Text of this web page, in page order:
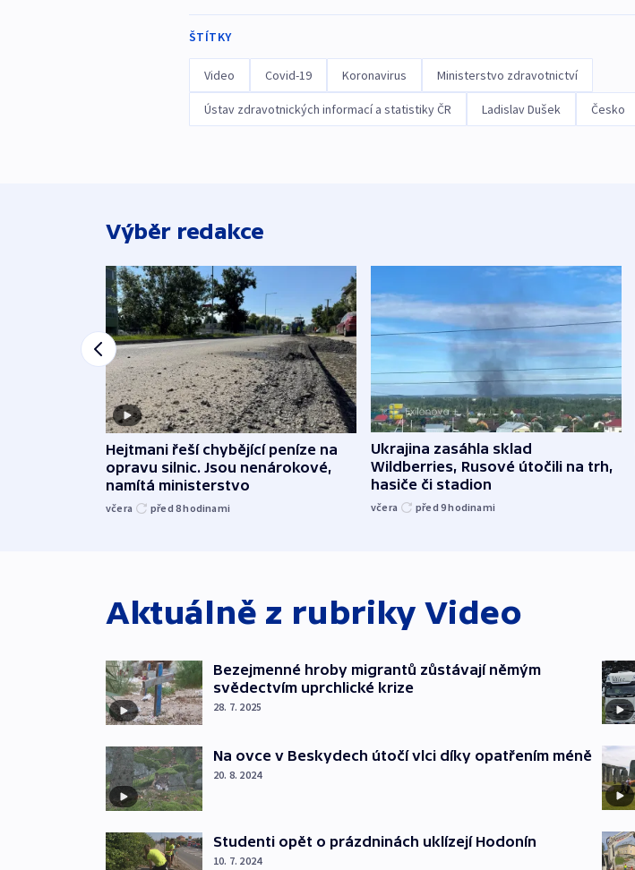
ŠTÍTKY
Video Covid-19 Koronavirus Ministerstvo zdravotnictví
Ústav zdravotnických informací a statistiky ČR Ladislav Dušek Česko
Výběr redakce
Hejtmani řeší chybějící peníze na
opravu silnic. Jsou nenárokové,
namítá ministerstvo
včera před 8hodinami
Ukrajina zasáhla sklad
Wildberries, Rusové útočili na trh,
hasiče či stadion
včera před 9hodinami
Aktuálně z rubrikyVideo
Bezejmenné hroby migrantů zůstávají němým
svědectvím uprchlické krize
28. 7. 2025
Na ovce v Beskydech útočí vlci díky opatřením méně
20. 8. 2024
Studenti opět o prázdninách uklízejí Hodonín
10. 7. 2024